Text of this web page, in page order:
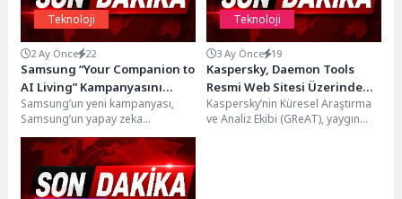
Teknoloji
2 Ay Önce 22
Samsung “Your Companion to
AI Living” Kampanyasını
başlatıyor
Samsung’un yeni kampanyası,
Samsung’un yapay zeka
inovasyonlarının günlük anlarda
kullanıcılara ve ailelerine nasıl
proaktif ve...
Teknoloji
3 Ay Önce 19
Kaspersky, Daemon Tools
Resmi Web Sitesi Üzerinden
Yürütülen Tedarik Zinciri
Saldırısını Ortaya Çıkardı
Kaspersky’nin Küresel Araştırma
ve Analiz Ekibi (GReAT), yaygın